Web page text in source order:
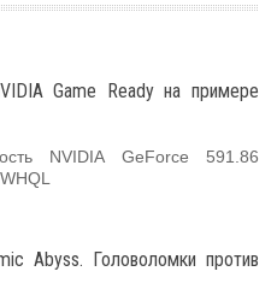
Game Ready на примере
NVIDIA GeForce 591.86
Abyss. Головоломки против